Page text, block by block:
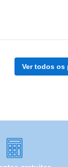
Ver todos os